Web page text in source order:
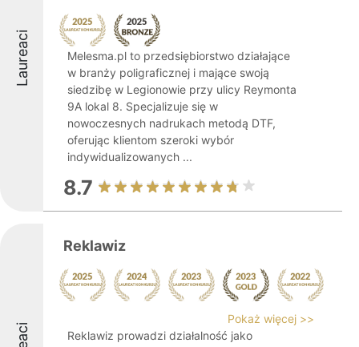
Laureaci
Melesma.pl to przedsiębiorstwo działające
w branży poligraficznej i mające swoją
siedzibę w Legionowie przy ulicy Reymonta
9A lokal 8. Specjalizuje się w
nowoczesnych nadrukach metodą DTF,
oferując klientom szeroki wybór
indywidualizowanych ...
8.7
Reklawiz
Pokaż więcej >>
Reklawiz prowadzi działalność jako